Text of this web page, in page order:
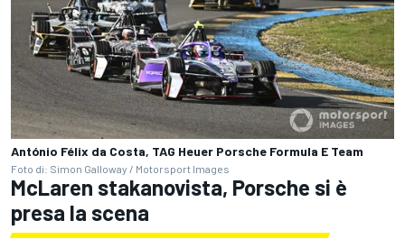
António Félix da Costa, TAG Heuer Porsche Formula E Team
Foto di: Simon Galloway / Motorsport Images
McLaren stakanovista, Porsche si è
presa la scena